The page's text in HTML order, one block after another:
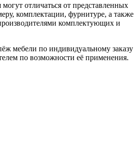
отличаться от представленных
комплектации, фурнитуре, а также
комплектующих и
мебели по индивидуальному заказу
по возможности её применения.